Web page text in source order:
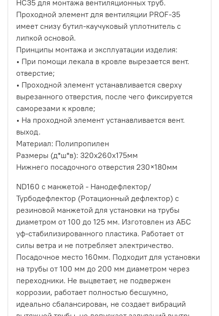
НС35 для монтажа вентиляционных труб.
Проходной элемент для вентиляции PROF-35
имеет снизу бутил-каучуковый уплотнитель с
липкой основой.
Принципы монтажа и эксплуатации изделия:
• При помощи лекала в кровле вырезается вент.
отверстие;
• Проходной элемент устанавливается сверху
вырезанного отверстия, после чего фиксируется
саморезами к кровле;
• На проходной элемент устанавливается вент.
выход.
Материал: Полипропилен
Размеры (д*ш*в): 320х260х175мм
Нижнего посадочного отверстия 230×180мм
ND160 с манжетой - Нанодефлектор/
Турбодефлектор (Ротационный дефлектор) с
резиновой манжетой для установки на трубы
диаметром от 100 до 125 мм. Изготовлен из АБС
уф-стабилизированного пластика. Работает от
силы ветра и не потребляет электричество.
Посадочное место 160мм. Подходит для установки
на трубы от 100 мм до 200 мм диаметром через
переходники. Не выцветает, не подвержен
коррозии, работает полностью бесшумно,
идеально сбалансирован, не создает вибраций